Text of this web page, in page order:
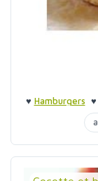
♥ Hamburgers ♥